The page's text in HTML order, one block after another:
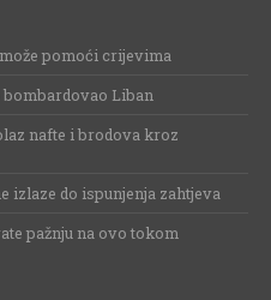
pomoći crijevima
Liban
nafte i brodova kroz
izlaze do ispunjenja zahtjeva
pažnju na ovo tokom